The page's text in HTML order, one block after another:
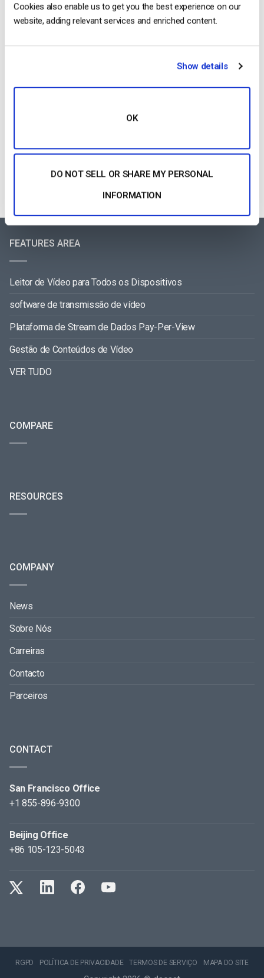
Cookies also enable us to get you the best experience on our
website, adding relevant services and enriched content.
Show details
OK
DO NOT SELL OR SHARE MY PERSONAL
INFORMATION
do Streaming Media
Categories
FEATURES AREA
Leitor de Vídeo para Todos os Dispositivos
software de transmissão de vídeo
Plataforma de Stream de Dados Pay-Per-View
Gestão de Conteúdos de Vídeo
VER TUDO
COMPARE
RESOURCES
COMPANY
News
Sobre Nós
Carreiras
Contacto
Parceiros
CONTACT
San Francisco Office
+1 855-896-9300
Beijing Office
+86 105-123-5043
RGPD POLÍTICA DE PRIVACIDADE TERMOS DE SERVIÇO MAPA DO SITE